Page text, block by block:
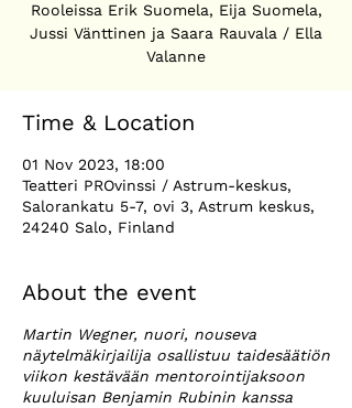
Rooleissa Erik Suomela, Eija Suomela,
Jussi Vänttinen ja Saara Rauvala / Ella
Valanne
Time & Location
01 Nov 2023, 18:00
Teatteri PROvinssi / Astrum-keskus,
Salorankatu 5-7, ovi 3, Astrum keskus,
24240 Salo, Finland
About the event
Martin Wegner, nuori, nouseva
näytelmäkirjailija osallistuu taidesäätiön
viikon kestävään mentorointijaksoon
kuuluisan Benjamin Rubinin kanssa